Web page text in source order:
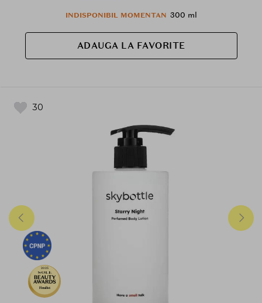
INDISPONIBIL MOMENTAN 300 ml
ADAUGA LA FAVORITE
30
2025
Finalist